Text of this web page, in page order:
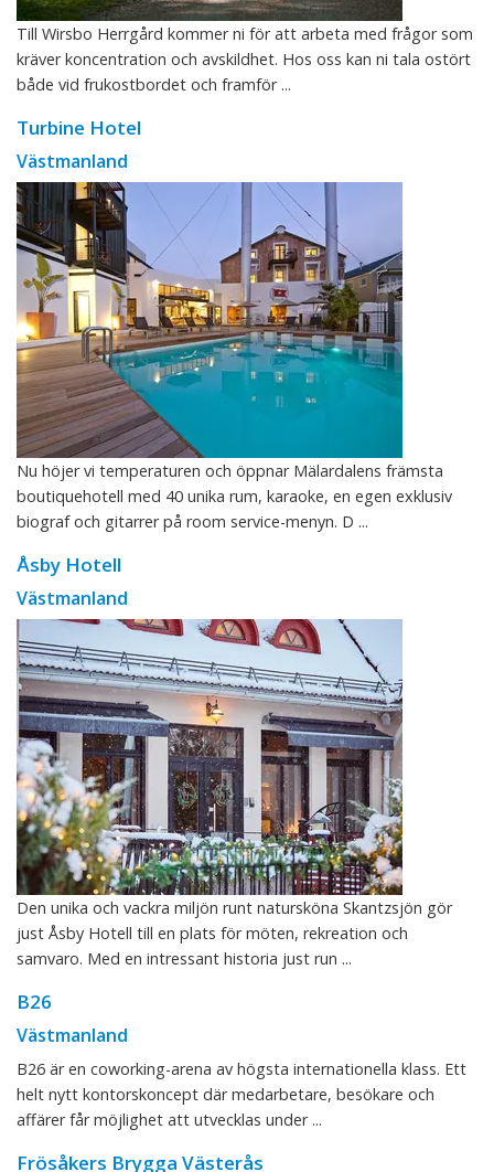
Till Wirsbo Herrgård kommer ni för att arbeta med frågor som
kräver koncentration och avskildhet. Hos oss kan ni tala ostört
både vid frukostbordet och framför ...
Turbine Hotel
Västmanland
Nu höjer vi temperaturen och öppnar Mälardalens främsta
boutiquehotell med 40 unika rum, karaoke, en egen exklusiv
biograf och gitarrer på room service-menyn. D ...
Åsby Hotell
Västmanland
Den unika och vackra miljön runt natursköna Skantzsjön gör
just Åsby Hotell till en plats för möten, rekreation och
samvaro. Med en intressant historia just run ...
B26
Västmanland
B26 är en coworking-arena av högsta internationella klass. Ett
helt nytt kontorskoncept där medarbetare, besökare och
affärer får möjlighet att utvecklas under ...
Frösåkers Brygga Västerås